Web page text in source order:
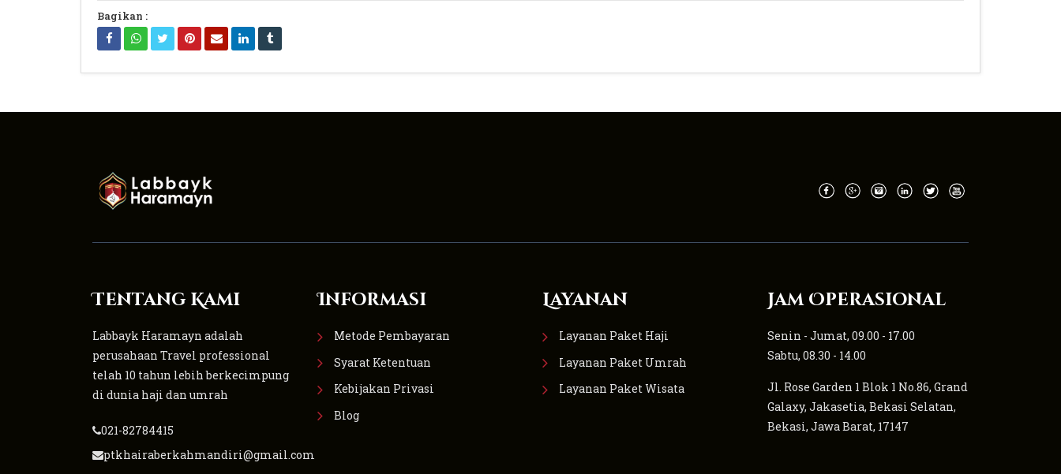
Bagikan :
Tentang Kami
Labbayk Haramayn adalah
perusahaan Travel professional
telah 10 tahun lebih berkecimpung
di dunia haji dan umrah
021-82784415
ptkhairaberkahmandiri@gmail.com
Informasi
Metode Pembayaran
Syarat Ketentuan
Kebijakan Privasi
Blog
Layanan
Layanan Paket Haji
Layanan Paket Umrah
Layanan Paket Wisata
Jam Operasional
Senin - Jumat, 09.00 - 17.00
Sabtu, 08.30 - 14.00
Jl. Rose Garden 1 Blok 1 No.86, Grand
Galaxy, Jakasetia, Bekasi Selatan,
Bekasi, Jawa Barat, 17147